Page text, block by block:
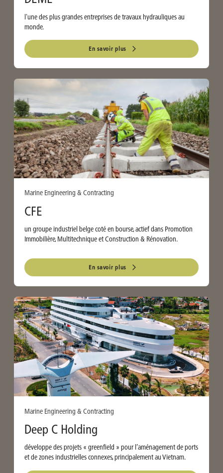
l'une des plus grandes entreprises de travaux hydrauliques au
monde.
En savoir plus
Marine Engineering & Contracting
CFE
un groupe industriel belge coté en bourse, actief dans Promotion
Immobilière, Multitechnique et Construction & Rénovation.
En savoir plus
Marine Engineering & Contracting
Deep C Holding
développe des projets « greenfield » pour l’aménagement de ports
et de zones industrielles connexes, principalement au Vietnam.